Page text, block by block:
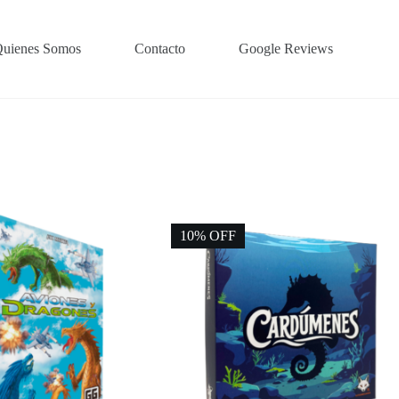
Somos Contacto Google Reviews
10% OFF